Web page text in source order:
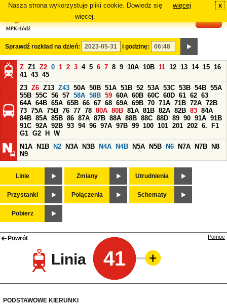
Nasza strona wykorzystuje pliki cookie. Dowiedz się
więcej.
więcej x
Sprawdź rozkład na dzień: i godzinę:
Z Z1 Z2 0 1 2 3 4 5 6 7 8 9 10A 10B 11 12 13 14 15 16
41 43 45
Z3 Z6 Z13 Z43 50A 50B 51A 51B 52 53A 53C 53B 54B 55A
55B 55C 56 57 58A 58B 59 60A 60B 60C 60D 61 62 63
64A 64B 65A 65B 66 67 68 69A 69B 70 71A 71B 72A 72B
73 75A 75B 76 77 78 80A 80B 81A 81B 82A 82B 83 84A
84B 85A 85B 86 87A 87B 88A 88B 88C 88D 89 90 91A 91B
91C 92A 92B 93 94 96 97A 97B 99 100 101 201 202 6.
F1
G1 G2 H
W
N1A
N1B N2 N3A N3B N4A N4B N5A N5B N6 N7A N7B
N8
N9
Linie Zmiany Utrudnienia
Przystanki Połączenia Schematy
Pobierz
Powrót
Linia 41
Pomoc
PODSTAWOWE KIERUNKI